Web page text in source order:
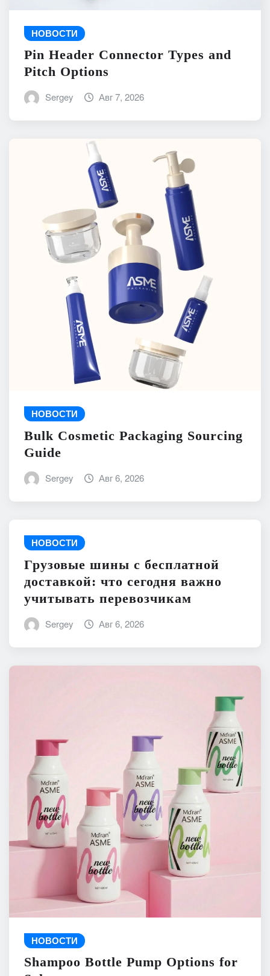
НОВОСТИ
Pin Header Connector Types and
Pitch Options
Sergey Авг 7, 2026
НОВОСТИ
Bulk Cosmetic Packaging Sourcing
Guide
Sergey Авг 6, 2026
НОВОСТИ
Грузовые шины с бесплатной
доставкой: что сегодня важно
учитывать перевозчикам
Sergey Авг 6, 2026
НОВОСТИ
Shampoo Bottle Pump Options for